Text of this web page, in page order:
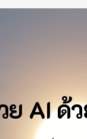
ย AI ด้